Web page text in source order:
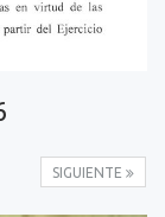
SIGUIENTE